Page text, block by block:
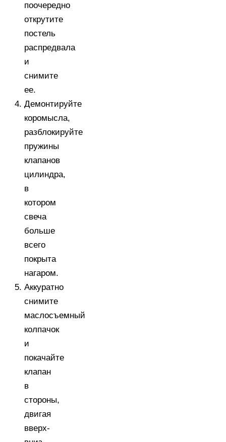
поочередно
открутите
постель
распредвала
и
снимите
ее.
Демонтируйте
коромысла,
разблокируйте
пружины
клапанов
цилиндра,
в
котором
свеча
больше
всего
покрыта
нагаром.
Аккуратно
снимите
маслосъемный
колпачок
и
покачайте
клапан
в
стороны,
двигая
вверх-